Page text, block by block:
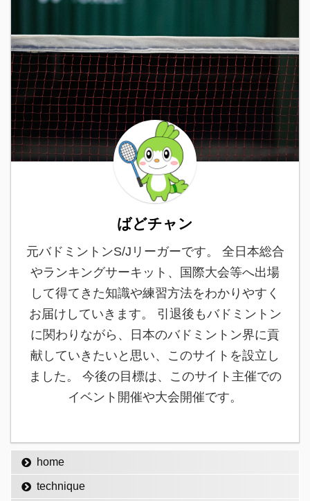
ばどチャン
元バドミントンS/Jリーガーです。 全日本総合
やランキングサーキット、国際大会等へ出場
して得てきた知識や練習方法をわかりやすく
お届けしていきます。 引退後もバドミントン
に関わりながら、日本のバドミントン界に貢
献していきたいと思い、このサイトを設立し
ました。 今後の目標は、このサイト主催での
イベント開催や大会開催です。
home
technique